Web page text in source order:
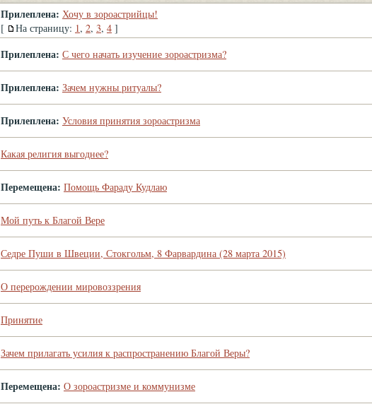
Прилеплена: Хочу в зороастрийцы!
[
На страницу: 1, 2, 3, 4 ]
Прилеплена: С чего начать изучение зороастризма?
Прилеплена: Зачем нужны ритуалы?
Прилеплена: Условия принятия зороастризма
Какая религия выгоднее?
Перемещена: Помощь Фараду Кудлаю
Мой путь к Благой Вере
Седре Пуши в Швеции, Стокгольм, 8 Фарвардина (28 марта 2015)
О перерождении мировоззрения
Принятие
Зачем прилагать усилия к распространению Благой Веры?
Перемещена: О зороастризме и коммунизме